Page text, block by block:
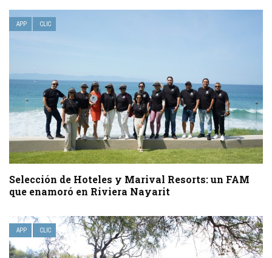
APP CLIC
Selección de Hoteles y Marival Resorts: un FAM
que enamoró en Riviera Nayarit
APP CLIC